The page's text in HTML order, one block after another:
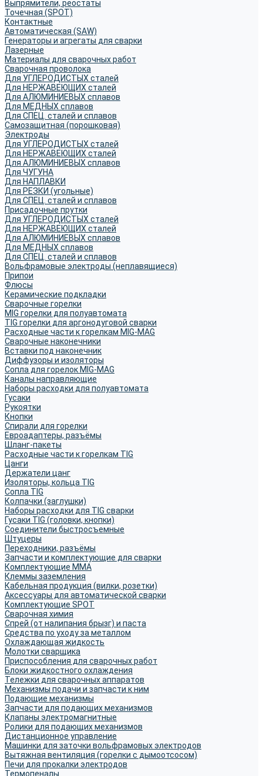
Выпрямители, реостаты
Точечная (SPOT)
Контактные
Автоматическая (SAW)
Генераторы и агрегаты для сварки
Лазерные
Материалы для сварочных работ
Сварочная проволока
Для УГЛЕРОДИСТЫХ сталей
Для НЕРЖАВЕЮЩИХ сталей
Для АЛЮМИНИЕВЫХ сплавов
Для МЕДНЫХ сплавов
Для СПЕЦ. сталей и сплавов
Самозащитная (порошковая)
Электроды
Для УГЛЕРОДИСТЫХ сталей
Для НЕРЖАВЕЮЩИХ сталей
Для АЛЮМИНИЕВЫХ сплавов
Для ЧУГУНА
Для НАПЛАВКИ
Для РЕЗКИ (угольные)
Для СПЕЦ. сталей и сплавов
Присадочные прутки
Для УГЛЕРОДИСТЫХ сталей
Для НЕРЖАВЕЮЩИХ сталей
Для АЛЮМИНИЕВЫХ сплавов
Для МЕДНЫХ сплавов
Для СПЕЦ. сталей и сплавов
Вольфрамовые электроды (неплавящиеся)
Припои
Флюсы
Керамические подкладки
Сварочные горелки
MIG горелки для полуавтомата
TIG горелки для аргонодуговой сварки
Расходные части к горелкам MIG-MAG
Сварочные наконечники
Вставки под наконечник
Диффузоры и изоляторы
Сопла для горелок MIG-MAG
Каналы направляющие
Наборы расходки для полуавтомата
Гусаки
Рукоятки
Кнопки
Спирали для горелки
Евроадаптеры, разъёмы
Шланг-пакеты
Расходные части к горелкам TIG
Цанги
Держатели цанг
Изоляторы, кольца TIG
Сопла TIG
Колпачки (заглушки)
Наборы расходки для TIG сварки
Гусаки TIG (головки, кнопки)
Соединители быстросъемные
Штуцеры
Переходники, разъёмы
Запчасти и комплектующие для сварки
Комплектующие ММА
Клеммы заземления
Кабельная продукция (вилки, розетки)
Аксессуары для автоматической сварки
Комплектующие SPOT
Сварочная химия
Спрей (от налипания брызг) и паста
Средства по уходу за металлом
Охлаждающая жидкость
Молотки сварщика
Приспособления для сварочных работ
Блоки жидкостного охлаждения
Тележки для сварочных аппаратов
Механизмы подачи и запчасти к ним
Подающие механизмы
Запчасти для подающих механизмов
Клапаны электромагнитные
Ролики для подающих механизмов
Дистанционное управление
Машинки для заточки вольфрамовых электродов
Вытяжная вентиляция (горелки с дымоотсосом)
Печи для прокалки электродов
Термопеналы